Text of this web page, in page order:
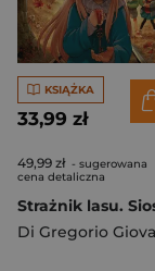
KSIĄŻKA
33,99 zł
49,99 zł - sugerowana
cena detaliczna